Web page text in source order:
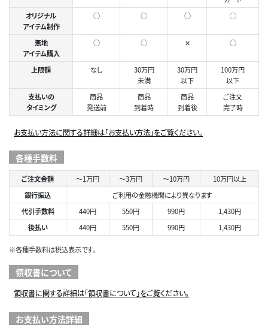
オリジナル
アイテム制作
○ ○ ○ ◯
無地
アイテム購入
○ ○ ✕ ○
上限額 なし
30万円
未満
30万円
以下
100万円
以下
支払いの
タイミング
商品
発送前
商品
到着時
商品
到着後
ご注文
完了時
お支払い方法に関する詳細は「お支払い方法」をご覧ください。
各種手数料
ご注文金額 ～1万円 ～3万円 ～10万円
10万円以上
銀行振込
ご利用の金融機関により異なります
代引手数料
440円 550円 990円
1,430円
後払い
440円 550円 990円 1,430円
※各種手数料は税込表示です。
領収書について
領収書に関する詳細は「領収書について」をご覧ください。
お支払い方法詳細